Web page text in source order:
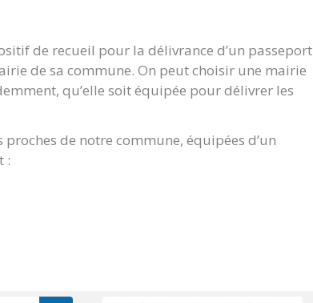
de recueil pour la délivrance d’un passeport
de sa commune. On peut choisir une mairie
qu’elle soit équipée pour délivrer les
de notre commune, équipées d’un
: